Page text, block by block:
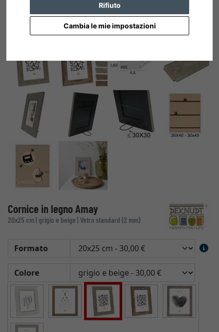
Rifiuto
Cambia le mie impostazioni
Cornice in legno Amay
20x25 cm | grigio e beige | Vetro standard (2 mm)
Formato
Colore